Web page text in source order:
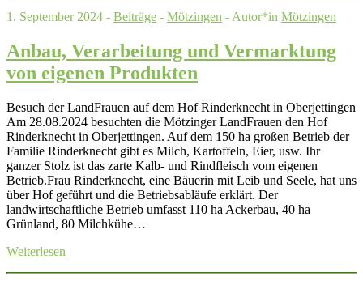
1. September 2024 - Beiträge - Mötzingen - Autor*in Mötzingen
Anbau, Verarbeitung und Vermarktung
von eigenen Produkten
Besuch der LandFrauen auf dem Hof Rinderknecht in Oberjettingen
Am 28.08.2024 besuchten die Mötzinger LandFrauen den Hof
Rinderknecht in Oberjettingen. Auf dem 150 ha großen Betrieb der
Familie Rinderknecht gibt es Milch, Kartoffeln, Eier, usw. Ihr
ganzer Stolz ist das zarte Kalb- und Rindfleisch vom eigenen
Betrieb.Frau Rinderknecht, eine Bäuerin mit Leib und Seele, hat uns
über Hof geführt und die Betriebsabläufe erklärt. Der
landwirtschaftliche Betrieb umfasst 110 ha Ackerbau, 40 ha
Grünland, 80 Milchkühe…
Weiterlesen